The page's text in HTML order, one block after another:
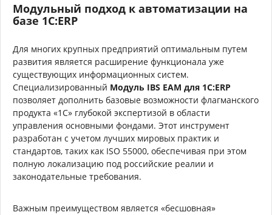
Модульный подход к автоматизации на
базе 1С:ERP
Для многих крупных предприятий оптимальным путем
развития является расширение функционала уже
существующих информационных систем.
Специализированный Модуль IBS EAM для 1С:ERP
позволяет дополнить базовые возможности флагманского
продукта «1С» глубокой экспертизой в области
управления основными фондами. Этот инструмент
разработан с учетом лучших мировых практик и
стандартов, таких как ISO 55000, обеспечивая при этом
полную локализацию под российские реалии и
законодательные требования.
Важным преимуществом является «бесшовная»